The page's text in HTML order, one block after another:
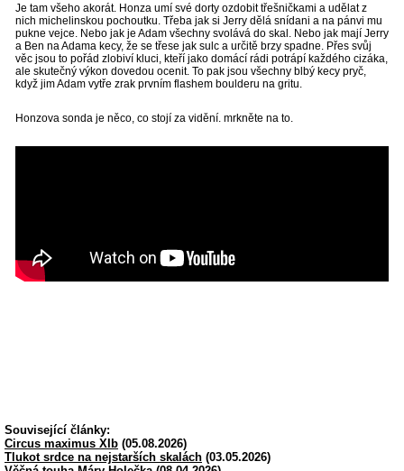
Je tam všeho akorát. Honza umí své dorty ozdobit třešničkami a udělat z
nich michelinskou pochoutku. Třeba jak si Jerry dělá snídani a na pánvi mu
pukne vejce. Nebo jak je Adam všechny svolává do skal. Nebo jak mají Jerry
a Ben na Adama kecy, že se třese jak sulc a určitě brzy spadne. Přes svůj
věc jsou to pořád zlobiví kluci, kteří jako domácí rádi potrápí každého cizáka,
ale skutečný výkon dovedou ocenit. To pak jsou všechny blbý kecy pryč,
když jim Adam vytře zrak prvním flashem boulderu na gritu.
Honzova sonda je něco, co stojí za vidění. mrkněte na to.
Související články:
Circus maximus XIb (05.08.2026)
Tlukot srdce na nejstarších skalách (03.05.2026)